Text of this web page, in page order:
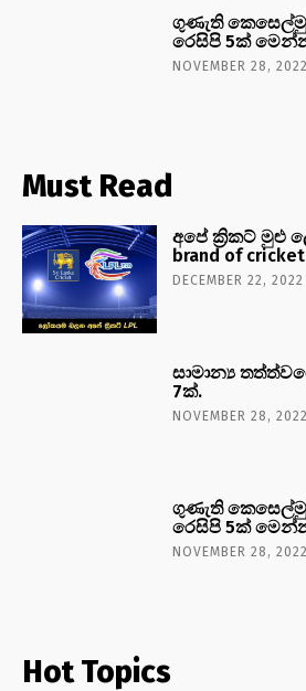
ගුණැති
රෙසිපි 5ක්
NOVEMBER 28, 2022
Must Read
අපේ ක්‍රිකට් මුළු
brand of
DECEMBER 22, 2022
සාමාන්‍ය
7ක්.
NOVEMBER 28, 2022
ගුණැති
රෙසිපි 5ක්
NOVEMBER 28, 2022
Hot Topics